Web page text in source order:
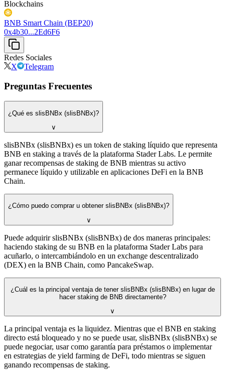
Blockchains
BNB Smart Chain (BEP20)
0x4b30...2Ed6F6
Redes Sociales
X
Telegram
Preguntas Frecuentes
¿Qué es slisBNBx (slisBNBx)?
∨
slisBNBx (slisBNBx) es un token de staking líquido que representa
BNB en staking a través de la plataforma Stader Labs. Le permite
ganar recompensas de staking de BNB mientras su activo
permanece líquido y utilizable en aplicaciones DeFi en la BNB
Chain.
¿Cómo puedo comprar u obtener slisBNBx (slisBNBx)?
∨
Puede adquirir slisBNBx (slisBNBx) de dos maneras principales:
haciendo staking de su BNB en la plataforma Stader Labs para
acuñarlo, o intercambiándolo en un exchange descentralizado
(DEX) en la BNB Chain, como PancakeSwap.
¿Cuál es la principal ventaja de tener slisBNBx (slisBNBx) en lugar de
hacer staking de BNB directamente?
∨
La principal ventaja es la liquidez. Mientras que el BNB en staking
directo está bloqueado y no se puede usar, slisBNBx (slisBNBx) se
puede negociar, usar como garantía para préstamos o implementar
en estrategias de yield farming de DeFi, todo mientras se siguen
ganando recompensas de staking.